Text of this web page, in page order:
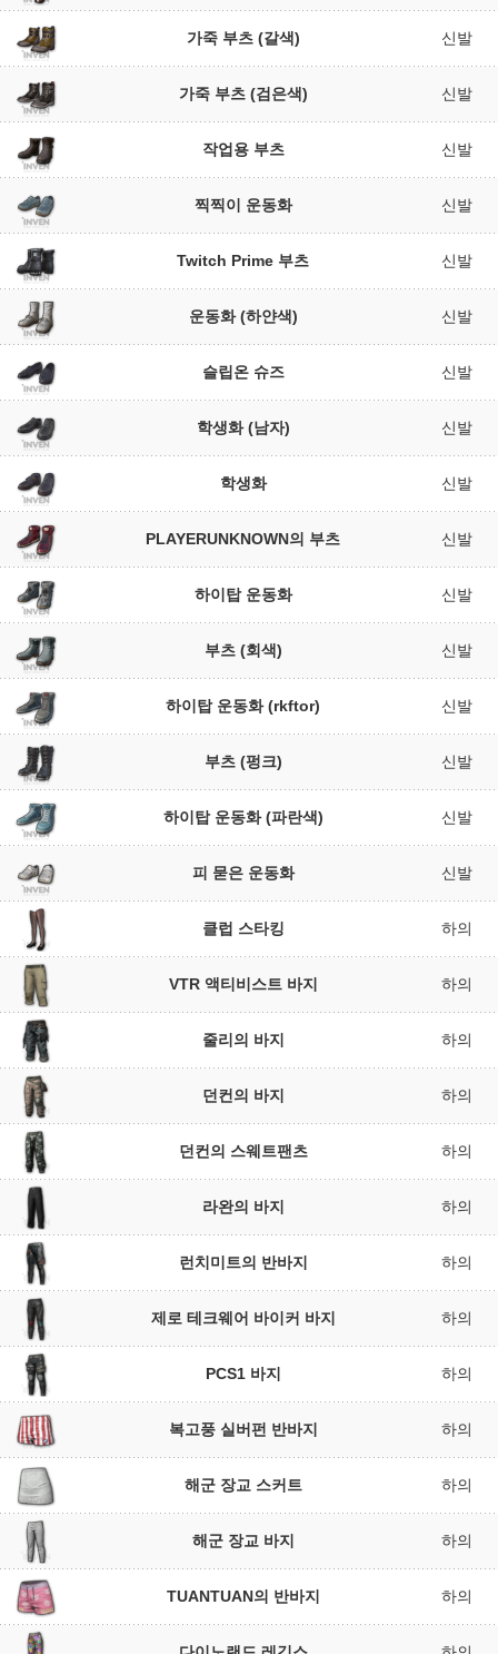
가죽 부츠 (갈색) 신발
가죽 부츠 (검은색) 신발
작업용 부츠 신발
찍찍이 운동화 신발
Twitch Prime 부츠 신발
운동화 (하얀색) 신발
슬립온 슈즈 신발
학생화 (남자) 신발
학생화 신발
PLAYERUNKNOWN의 부츠 신발
하이탑 운동화 신발
부츠 (회색) 신발
하이탑 운동화 (rkftor) 신발
부츠 (펑크) 신발
하이탑 운동화 (파란색) 신발
피 묻은 운동화 신발
클럽 스타킹 하의
VTR 액티비스트 바지 하의
줄리의 바지 하의
던컨의 바지 하의
던컨의 스웨트팬츠 하의
라완의 바지 하의
런치미트의 반바지 하의
제로 테크웨어 바이커 바지 하의
PCS1 바지 하의
복고풍 실버펀 반바지 하의
해군 장교 스커트 하의
해군 장교 바지 하의
TUANTUAN의 반바지 하의